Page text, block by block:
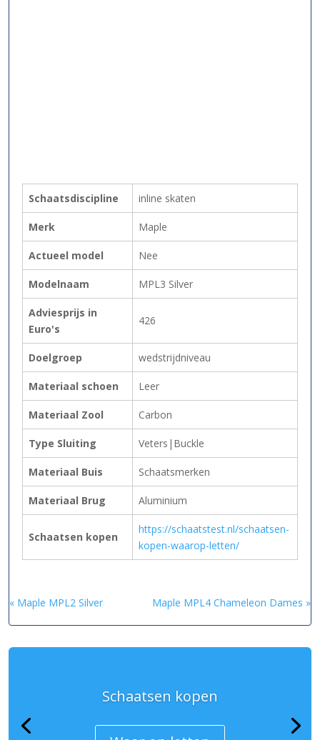
Schaatsdiscipline inline skaten
Merk Maple
Actueel model Nee
Modelnaam MPL3 Silver
Adviesprijs in
Euro's
426
Doelgroep wedstrijdniveau
Materiaal schoen Leer
Materiaal Zool Carbon
Type Sluiting Veters|Buckle
Materiaal Buis Schaatsmerken
Materiaal Brug Aluminium
Schaatsen kopen
https://schaatstest.nl/schaatsen-
kopen-waarop-letten/
« Maple MPL2 Silver Maple MPL4 Chameleon Dames »
Schaatsen kopen